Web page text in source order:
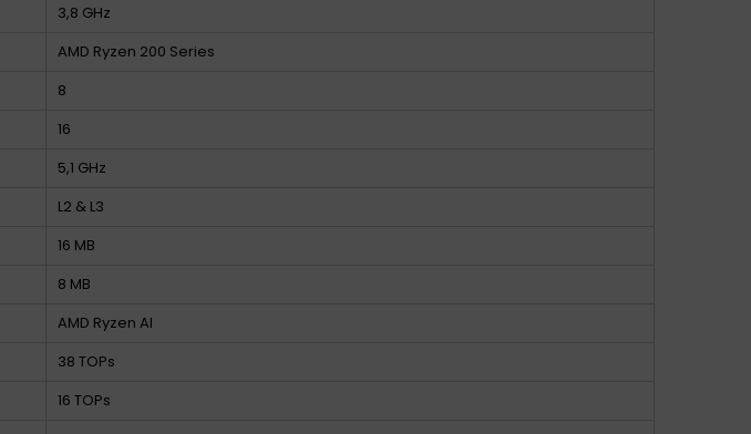
3,8 GHz
AMD Ryzen 200 Series
8
16
5,1 GHz
L2 & L3
16 MB
8 MB
AMD Ryzen AI
38 TOPs
16 TOPs